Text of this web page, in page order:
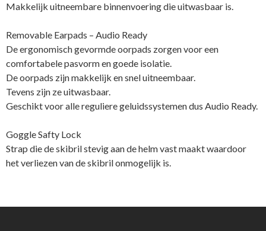
Makkelijk uitneembare binnenvoering die uitwasbaar is.
Removable Earpads – Audio Ready
De ergonomisch gevormde oorpads zorgen voor een
comfortabele pasvorm en goede isolatie.
De oorpads zijn makkelijk en snel uitneembaar.
Tevens zijn ze uitwasbaar.
Geschikt voor alle reguliere geluidssystemen dus Audio Ready.
Goggle Safty Lock
Strap die de skibril stevig aan de helm vast maakt waardoor
het verliezen van de skibril onmogelijk is.